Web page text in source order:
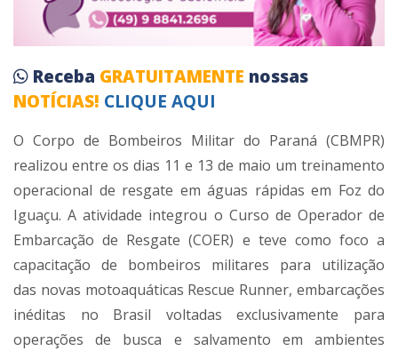
Receba GRATUITAMENTE nossas
NOTÍCIAS! CLIQUE AQUI
O Corpo de Bombeiros Militar do Paraná (CBMPR)
realizou entre os dias 11 e 13 de maio um treinamento
operacional de resgate em águas rápidas em Foz do
Iguaçu. A atividade integrou o Curso de Operador de
Embarcação de Resgate (COER) e teve como foco a
capacitação de bombeiros militares para utilização
das novas motoaquáticas Rescue Runner, embarcações
inéditas no Brasil voltadas exclusivamente para
operações de busca e salvamento em ambientes